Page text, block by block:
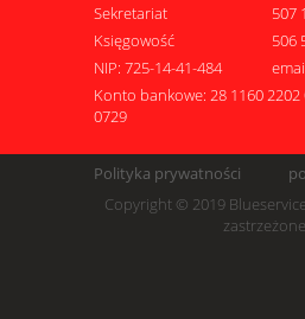
Sekretariat
507
Księgowość
506
NIP: 725-14-41-484
Konto bankowe: 28 1160 2202
0729
Polityka prywatności
Copyright © 2019